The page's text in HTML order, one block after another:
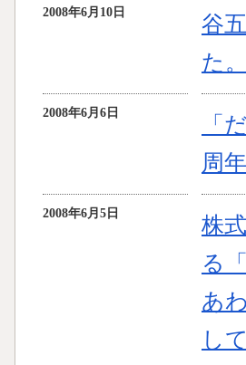
2008年6月10日
谷
た。
2008年6月6日
「
周
2008年6月5日
株
る
あ
し